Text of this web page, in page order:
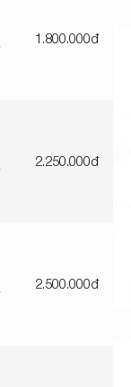
1.800.000đ
2.250.000đ
2.500.000đ